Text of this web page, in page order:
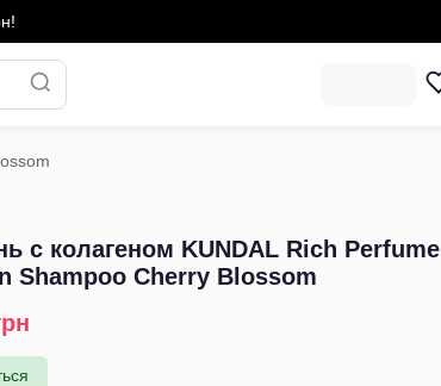
с колагеном KUNDAL Rich Perfume
Shampoo Cherry Blossom